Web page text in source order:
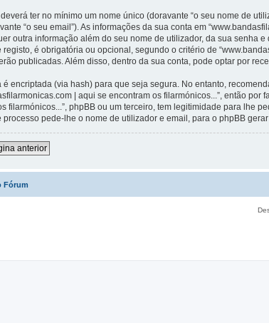
ter no mínimo um nome único (doravante “o seu nome de
“o seu email”). As informações da sua conta em
outra informação além do seu nome de utilizador, da sua senha
registo, é obrigatória ou opcional, segundo o critério de
publicadas. Além disso, dentro da sua conta, pode optar por
é encriptada (via hash) para que seja segura. No entanto,
| aqui se encontram os filarmónicos...”, então
filarmónicos...”, phpBB ou um terceiro, tem legitimidade para lhe
processo pede-lhe o nome de utilizador e email, para o phpBB
anterior
Fórum